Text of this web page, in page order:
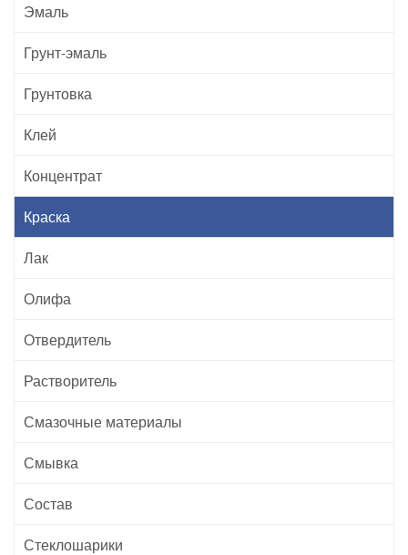
Эмаль
Грунт-эмаль
Грунтовка
Клей
Концентрат
Краска
Лак
Олифа
Отвердитель
Растворитель
Смазочные материалы
Смывка
Состав
Стеклошарики